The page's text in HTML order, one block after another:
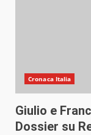
Cronaca Italia
Giulio e
Dossier su